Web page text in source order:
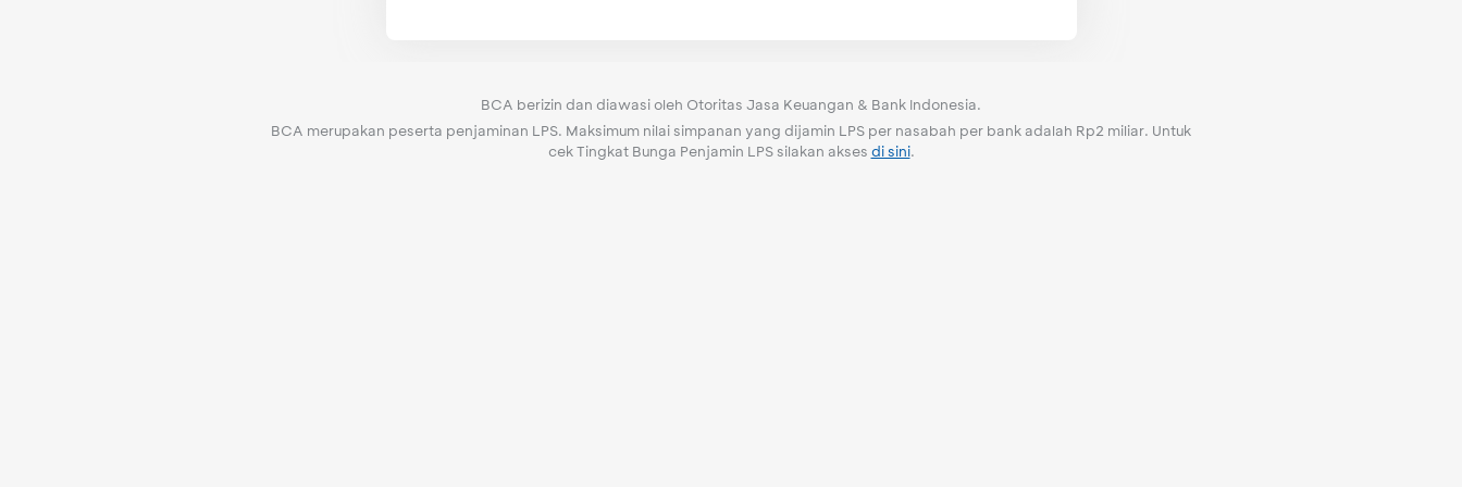
BCA berizin dan diawasi oleh Otoritas Jasa Keuangan & Bank Indonesia.
BCA merupakan peserta penjaminan LPS. Maksimum nilai simpanan yang dijamin LPS per nasabah per bank adalah Rp2 miliar. Untuk
cek Tingkat Bunga Penjamin LPS silakan akses di sini.